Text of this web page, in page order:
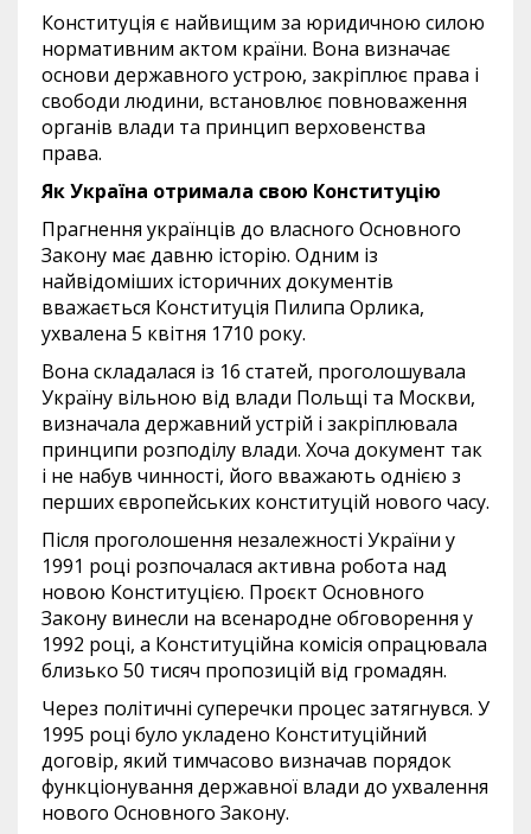
Конституція є найвищим за юридичною силою
нормативним актом країни. Вона визначає
основи державного устрою, закріплює права і
свободи людини, встановлює повноваження
органів влади та принцип верховенства
права.
Як Україна отримала свою Конституцію
Прагнення українців до власного Основного
Закону має давню історію. Одним із
найвідоміших історичних документів
вважається Конституція Пилипа Орлика,
ухвалена 5 квітня 1710 року.
Вона складалася із 16 статей, проголошувала
Україну вільною від влади Польщі та Москви,
визначала державний устрій і закріплювала
принципи розподілу влади. Хоча документ так
і не набув чинності, його вважають однією з
перших європейських конституцій нового часу.
Після проголошення незалежності України у
1991 році розпочалася активна робота над
новою Конституцією. Проєкт Основного
Закону винесли на всенародне обговорення у
1992 році, а Конституційна комісія опрацювала
близько 50 тисяч пропозицій від громадян.
Через політичні суперечки процес затягнувся. У
1995 році було укладено Конституційний
договір, який тимчасово визначав порядок
функціонування державної влади до ухвалення
нового Основного Закону.